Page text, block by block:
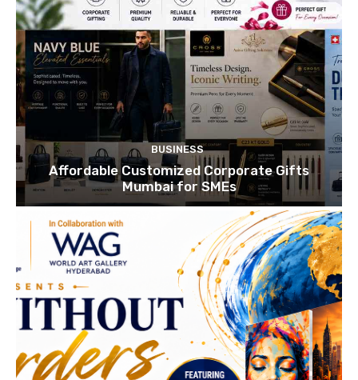
BUSINESS
Affordable Customized Corporate Gifts
Mumbai for SMEs